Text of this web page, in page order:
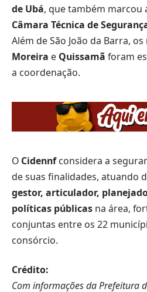
de Ubá, que também marcou
Câmara Técnica de
Além de São João da Barra,
Moreira e Quissamã foram
a coordenação.
O Cidennfconsidera a
de suas finalidades, atuando
gestor, articulador,
políticas públicas na área,
conjuntas entre os 22
consórcio.
Crédito:
Com informações da Prefeitura